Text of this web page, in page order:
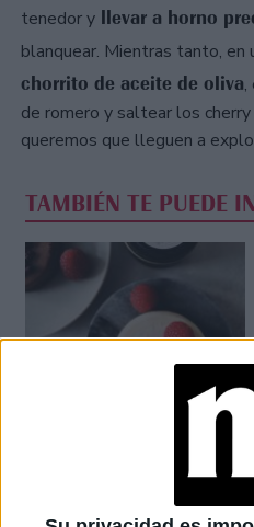
tenedor y llevar a horno
blanquear. Mientras tanto, en
chorrito de aceite de oliva,
de romero y saltear los
queremos que lleguen a
TAMBIÉN TE PUEDE